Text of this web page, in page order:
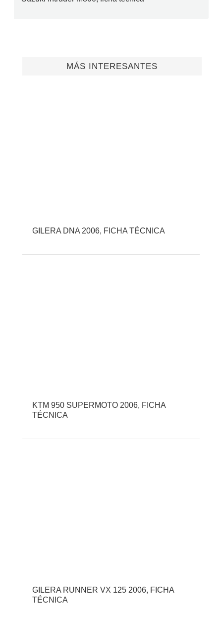
MÁS INTERESANTES
GILERA DNA 2006, FICHA TÉCNICA
KTM 950 SUPERMOTO 2006, FICHA
TÉCNICA
GILERA RUNNER VX 125 2006, FICHA
TÉCNICA